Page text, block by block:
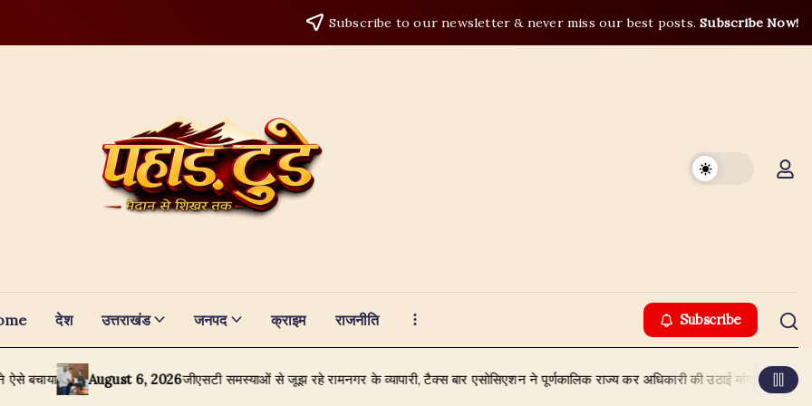
Subscribe to our newsletter & never miss our best posts.Subscribe Now!
देश उत्तराखंड जनपद क्राइम राजनीति Subscribe
August 6, 2026जीएसटी समस्याओं से जूझ रहे रामनगर के व्यापारी, टैक्स बार एसोसिएशन ने पूर्णकालिक राज्य कर अधिकारी की उठाई मांग August 6,